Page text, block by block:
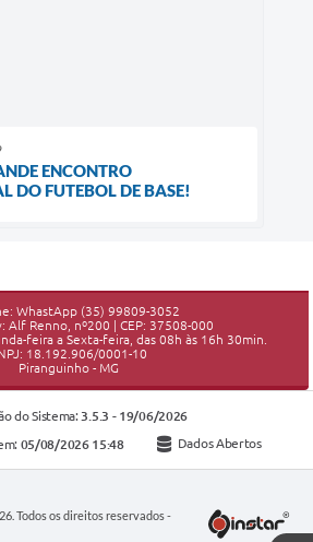
ENCONTRO
DO FUTEBOL DE BASE!
WhastApp (35) 99809-3052
Alf Renno, nº200 | CEP: 37508-000
feira a Sexta-feira, das 08h às 16h 30min.
18.192.906/0001-10
Piranguinho - MG
do Sistema: 3.5.3 - 19/06/2026
05/08/2026 15:48 Dados Abertos
Todos os direitos reservados -